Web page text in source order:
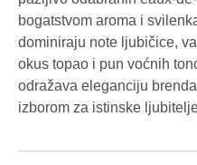
bogatstvom aroma i
dominiraju note ljubičice,
okus topao i pun voćnih
odražava eleganciju brenda
izborom za istinske